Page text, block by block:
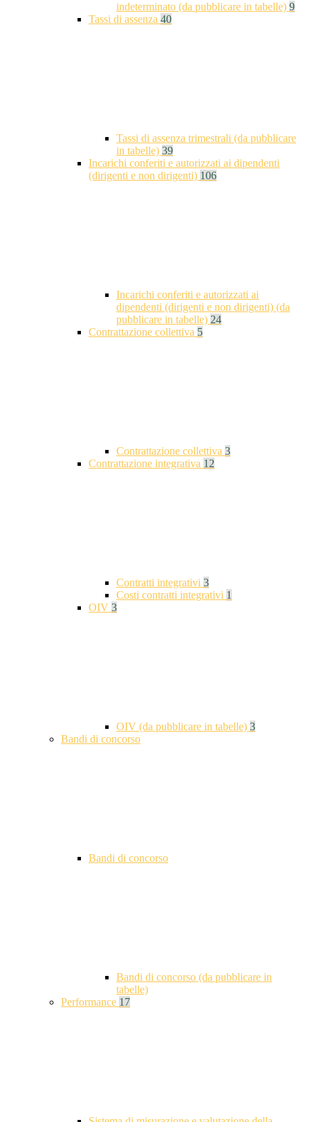
indeterminato (da pubblicare in tabelle) 9
Tassi di assenza 40
Tassi di assenza trimestrali (da pubblicare
in tabelle) 39
Incarichi conferiti e autorizzati ai dipendenti
(dirigenti e non dirigenti) 106
Incarichi conferiti e autorizzati ai
dipendenti (dirigenti e non dirigenti) (da
pubblicare in tabelle) 24
Contrattazione collettiva 5
Contrattazione collettiva 3
Contrattazione integrativa 12
Contratti integrativi 3
Costi contratti integrativi 1
OIV 3
OIV (da pubblicare in tabelle) 3
Bandi di concorso
Bandi di concorso
Bandi di concorso (da pubblicare in
tabelle)
Performance 17